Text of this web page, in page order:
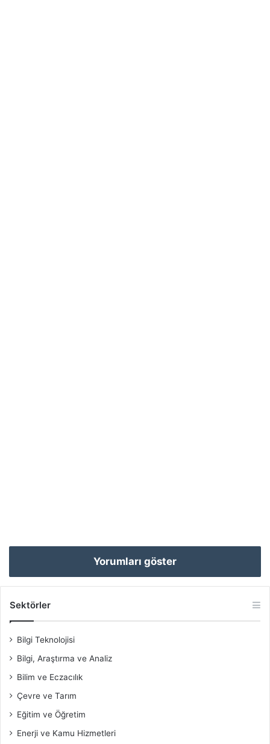
Yorumları göster
Sektörler
Bilgi Teknolojisi
Bilgi, Araştırma ve Analiz
Bilim ve Eczacılık
Çevre ve Tarım
Eğitim ve Öğretim
Enerji ve Kamu Hizmetleri